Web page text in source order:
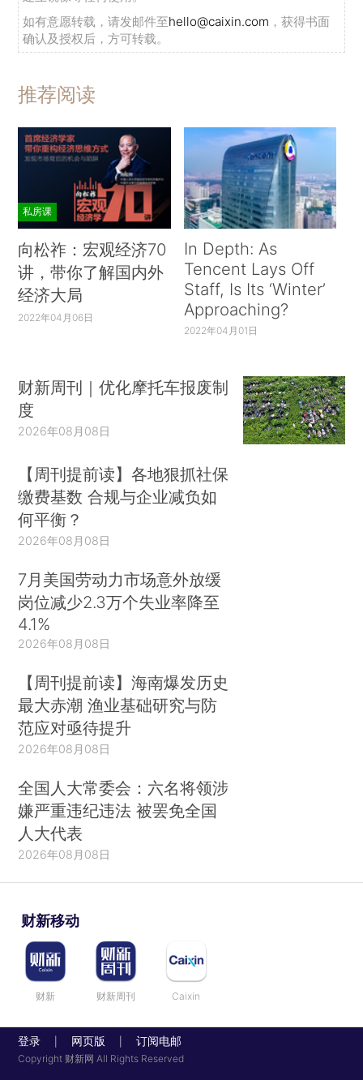
如有意愿转载，请发邮件至hello@caixin.com ，获得书面
确认及授权后，方可转载。
推荐阅读
私房课
向松祚：宏观经济70
讲，带你了解国内外
经济大局
2022年04月06日
In Depth: As
Tencent Lays Off
Staff, Is Its ‘Winter’
Approaching?
2022年04月01日
财新周刊｜优化摩托车报废制
度
2026年08月08日
【周刊提前读】各地狠抓社保
缴费基数 合规与企业减负如
何平衡？
2026年08月08日
7月美国劳动力市场意外放缓
岗位减少2.3万个失业率降至
4.1%
2026年08月08日
【周刊提前读】海南爆发历史
最大赤潮 渔业基础研究与防
范应对亟待提升
2026年08月08日
全国人大常委会：六名将领涉
嫌严重违纪违法 被罢免全国
人大代表
2026年08月08日
财新移动
财新 财新周刊 Caixin
登录 网页版 订阅电邮
Copyright 财新网 All Rights Reserved